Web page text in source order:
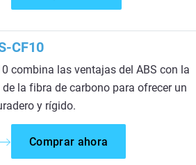
CF10
combina las ventajas del ABS con la
la fibra de carbono para ofrecer un
y rígido.
Comprar ahora